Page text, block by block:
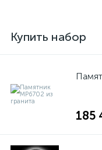
Купить набор
185